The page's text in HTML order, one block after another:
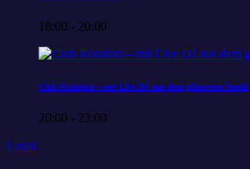
18:00 - 20:00
Club Rotation – mit Live DJ aus dem gläsernen Studio
20:00 - 23:00
Lokal